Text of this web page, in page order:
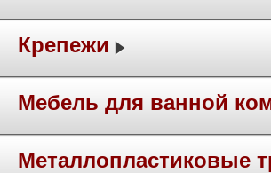
Крепежи
Мебель для ванной
Металлопластиковые